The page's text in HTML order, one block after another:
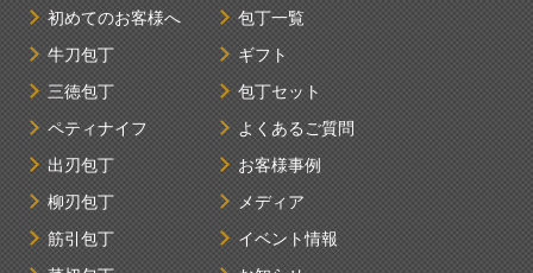
初めてのお客様へ
牛刀包丁
三徳包丁
ペティナイフ
出刃包丁
柳刃包丁
筋引包丁
包丁一覧
ギフト
包丁セット
よくあるご質問
お客様事例
メディア
イベント情報